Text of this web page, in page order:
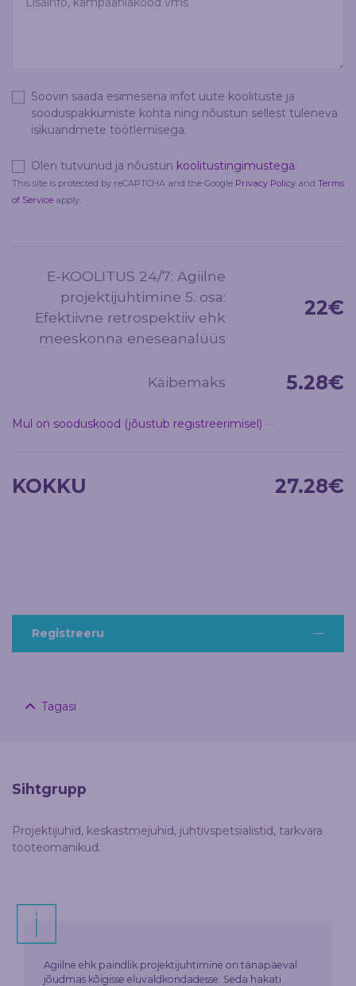
Soovin saada esimesena infot uute koolituste ja
sooduspakkumiste kohta ning nõustun sellest tuleneva
isikuandmete töötlemisega.
Olen tutvunud ja nõustun koolitustingimustega.
This site is protected by reCAPTCHA and the Google Privacy Policy and Terms
of Service apply.
E-KOOLITUS 24/7: Agiilne
projektijuhtimine 5. osa:
Efektiivne retrospektiiv ehk
meeskonna eneseanalüüs
22€
Käibemaks 5.28€
Mul on sooduskood (jõustub registreerimisel)
KOKKU 27.28€
Registreeru
Tagasi
Sihtgrupp
Projektijuhid, keskastmejuhid, juhtivspetsialistid, tarkvara
tooteomanikud.
Agiilne ehk paindlik projektijuhtimine on tänapäeval
jõudmas kõigisse eluvaldkondadesse. Seda hakati